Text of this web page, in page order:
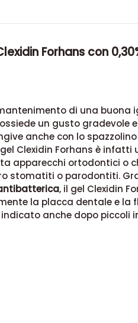
Forhans con
di una buona
un gusto gradevole
anche con lo
Clexidin Forhans è infatti
apparecchi ortodontici o
stomatiti o parodontiti.
, il gel Clexidin
la placca dentale e la
indicato anche dopo piccoli